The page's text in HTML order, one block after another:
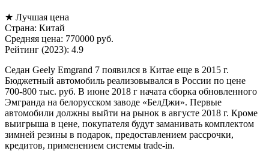
★ Лучшая цена
Страна: Китай
Средняя цена: 770000 руб.
Рейтинг (2023): 4.9
Седан Geely Emgrand 7 появился в Китае еще в 2015 г.
Бюджетный автомобиль реализовывался в России по цене
700-800 тыс. руб. В июне 2018 г начата сборка обновленного
Эмгранда на белорусском заводе «БелДжи». Первые
автомобили должны выйти на рынок в августе 2018 г. Кроме
выигрыша в цене, покупателя будут заманивать комплектом
зимней резины в подарок, предоставлением рассрочки,
кредитов, применением системы trade-in.